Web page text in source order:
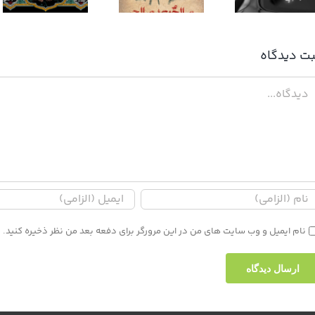
ديدگاه
نام ایمیل و وب سایت های من در این مرورگر برای دفعه بعد من نظر ذخیره کنید.